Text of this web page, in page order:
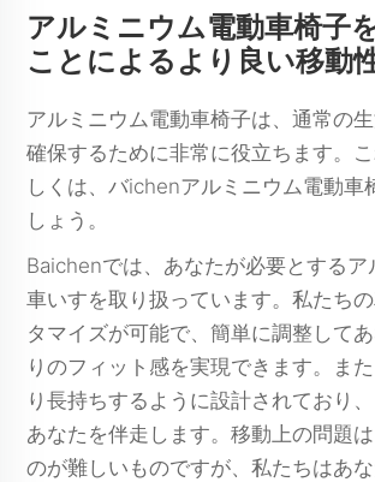
アルミニウム電動車椅子
ことによるより良い移動
アルミニウム電動車椅子は、通常の
確保するために非常に役立ちます。
しくは、バichenアルミニウム電動車
しょう。
Baichenでは、あなたが必要とするア
車いすを取り扱っています。私たち
タマイズが可能で、簡単に調整して
りのフィット感を実現できます。ま
り長持ちするように設計されており
あなたを伴走します。移動上の問題
のが難しいものですが、私たちはあ